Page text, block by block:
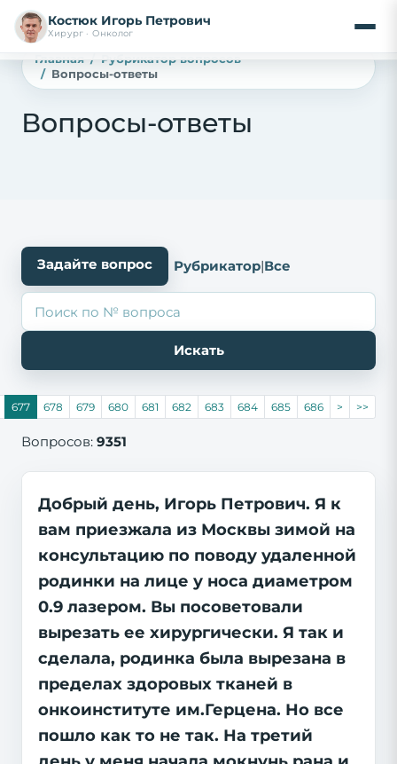
Костюк Игорь Петрович
Хирург · Онколог
Главная
Рубрикатор вопросов
Вопросы-ответы
Вопросы-ответы
Задайте вопрос Рубрикатор|Все
677 678 679 680 681 682 683 684 685 686 > >>
Вопросов: 9351
Добрый день, Игорь Петрович. Я к
вам приезжала из Москвы зимой на
консультацию по поводу удаленной
родинки на лице у носа диаметром
0.9 лазером. Вы посоветовали
вырезать ее хирургически. Я так и
сделала, родинка была вырезана в
пределах здоровых тканей в
онкоинституте им.Герцена. Но все
пошло как то не так. На третий